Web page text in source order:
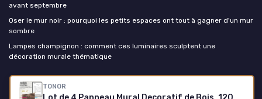
TONOR
avant septembre
Oser le mur noir : pourquoi les petits espaces ont tout à gagner d'un mur
sombre
Lampes champignon : comment ces luminaires sculptent une
décoration murale thématique
La decoration murale